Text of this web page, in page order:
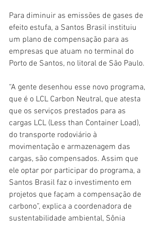
Para diminuir as emissões de gases de
efeito estufa, a Santos Brasil instituiu
um plano de compensação para as
empresas que atuam no terminal do
Porto de Santos, no litoral de São Paulo.
“A gente desenhou esse novo programa,
que é o LCL Carbon Neutral, que atesta
que os serviços prestados para as
cargas LCL (Less than Container Load),
do transporte rodoviário à
movimentação e armazenagem das
cargas, são compensados. Assim que
ele optar por participar do programa, a
Santos Brasil faz o investimento em
projetos que façam a compensação de
carbono”, explica a coordenadora de
sustentabilidade ambiental, Sônia